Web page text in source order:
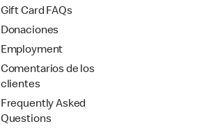
Gift Card FAQs
Donaciones
Employment
Comentarios de los
clientes
Frequently Asked
Questions